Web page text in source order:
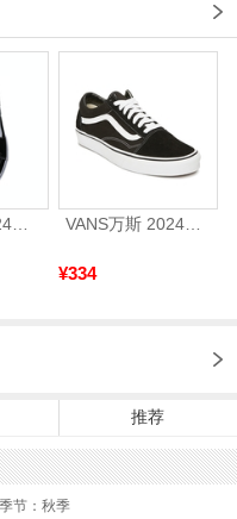
VANS范斯2024中性SK8-HiCL帆布鞋/硫化鞋VN000D5IB8C VANS万斯 2024年新款中性OldSkool帆布鞋/硫化鞋VN000D3HY28（延续款）
¥334
推荐
节：秋季